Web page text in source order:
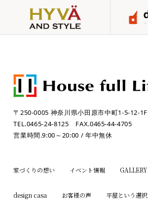
〒250-0005 神奈川県小田原市中町1-5-12-1F
TEL.0465-24-8125 FAX.0465-44-4705
営業時間.9:00～20:00 / 年中無休
家づくりの想い イベント情報 GALLERY
design casa お客様の声 平屋という選択